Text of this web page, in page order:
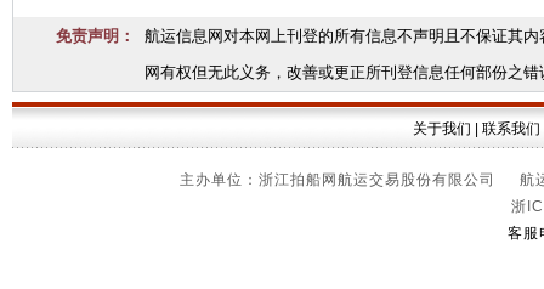
免责声明：
航运信息网对本网上刊登的所有信息不声明且不保证其
网有权但无此义务，改善或更正所刊登信息任何部份之错
关于我们 联系我们
主办单位：浙江拍船网航运交易股份有限公司
浙
客服